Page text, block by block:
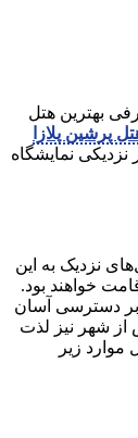
بهترین هتل
پرشین پلازا
مناسب در نزدیکی نمایشگاه
نزدیک به این
خواهند بود.
بر دسترسی آسان
از شهر نیز لذت
موارد زیر